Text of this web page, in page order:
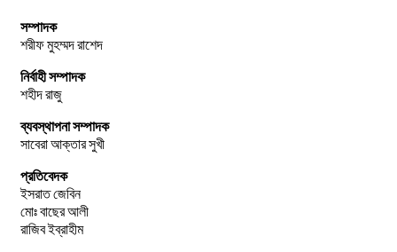
সম্পাদক
শরীফ মুহম্মদ রাশেদ
নির্বাহী সম্পাদক
শহীদ রাজু
ব্যবস্থাপনা সম্পাদক
সাবেরা আক্তার সুখী
প্রতিবেদক
ইসরাত জেবিন
মোঃ বাছের আলী
রাজিব ইব্রাহীম